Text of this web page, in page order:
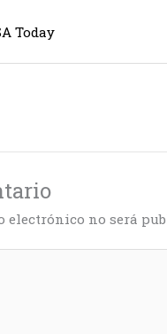
Today
electrónico no será